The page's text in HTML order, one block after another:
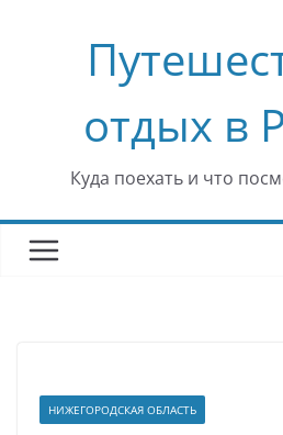
содержимому
отдых в
Куда поехать и что
НИЖЕГОРОДСКАЯ ОБЛАСТЬ